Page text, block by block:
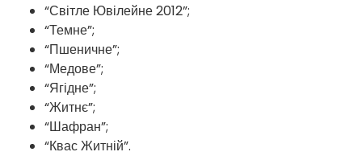
“Світле Ювілейне 2012”;
“Темне”;
“Пшеничне”;
“Медове”;
“Ягідне”;
“Житнє”;
“Шафран”;
“Квас Житній”.